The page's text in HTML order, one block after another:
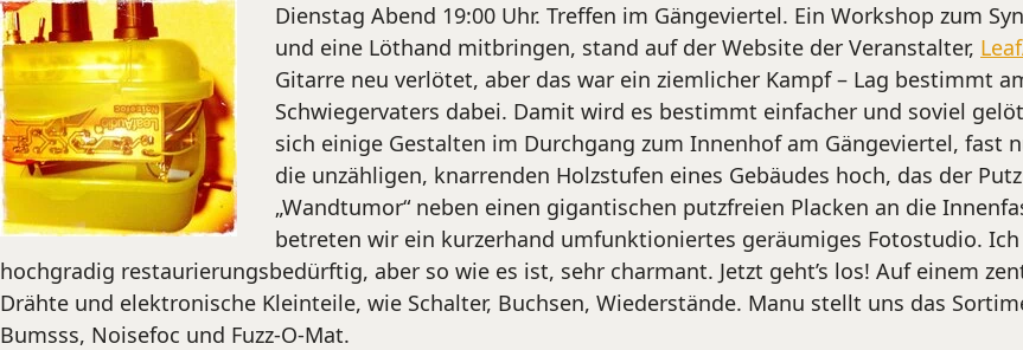
Dienstag Abend 19:00 Uhr. Treffen im Gängeviertel. Ein Workshop zum
und eine Löthand mitbringen, stand auf der Website der Veranstalter,
Gitarre neu verlötet, aber das war ein ziemlicher Kampf – Lag bestimmt
Schwiegervaters dabei. Damit wird es bestimmt einfacher und soviel
sich einige Gestalten im Durchgang zum Innenhof am Gängeviertel,
die unzähligen, knarrenden Holzstufen eines Gebäudes hoch, das der
„Wandtumor“ neben einen gigantischen putzfreien Placken an die
betreten wir ein kurzerhand umfunktioniertes geräumiges Fotostudio.
hochgradig restaurierungsbedürftig, aber so wie es ist, sehr charmant. Jetzt geht’s los! Auf einem
Drähte und elektronische Kleinteile, wie Schalter, Buchsen, Wiederstände. Manu stellt uns das
Bumsss, Noisefoc und Fuzz-O-Mat.